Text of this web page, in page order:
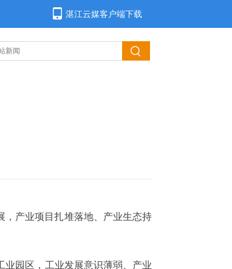
湛江云媒客户端下载
，产业项目扎堆落地、产业生态持
业园区，工业发展意识薄弱、产业